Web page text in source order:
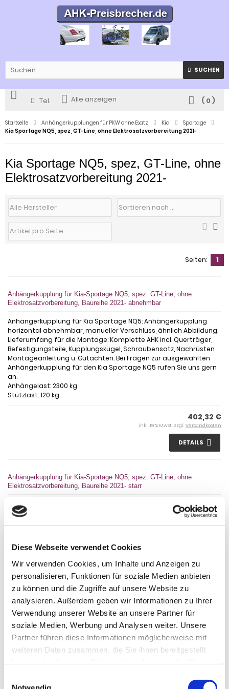
Diese Webseite verwendet Cookies
Wir verwenden Cookies, um Inhalte und Anzeigen zu
personalisieren, Funktionen für soziale Medien anbieten
zu können und die Zugriffe auf unsere Website zu
analysieren. Außerdem geben wir Informationen zu Ihrer
Verwendung unserer Website an unsere Partner für
soziale Medien, Werbung und Analysen weiter. Unsere
Partner führen diese Informationen möglicherweise mit
weiteren Daten zusammen, die Sie ihnen bereitgestellt
SUCHEN
Tel. Alle anzeigen ( 0)
Startseite Anhängerkupplungen für PKW ohne Esatz Kia
Sportage
Kia Sportage NQ5, spez, GT-Line, ohne Elektrosatzvorbereitung 2021-
Kia Sportage NQ5, spez, GT-Line, ohne
Elektrosatzvorbereitung 2021-
Seiten: 1
Anhängerkupplung für Kia-Sportage NQ5, spez. GT-Line, ohne
Elektrosatzvorbereitung, Baureihe 2021- abnehmbar
Anhängerkupplung für Kia Sportage NQ5: Anhängerkupplung
horizontal abnehmbar, manueller Verschluss, ähnlich Abbildung.
Lieferumfang für die Montage: Komplette AHK incl. Querträger,
Befestigungsteile, Kupplungskugel, Schraubensatz, Nachrüsten
Montageanleitung u. Gutachten. Bei Fragen zur ausgewählten
Anhängerkupplung für den Kia Sportage NQ5 rufen Sie uns gern
an.
Anhängelast: 2300 kg
Stützlast: 120 kg
402,32 €
inkl. 19 % MwSt. zzgl. Versandkosten
DETAILS
Anhängerkupplung für Kia-Sportage NQ5, spez. GT-Line, ohne
Elektrosatzvorbereitung, Baureihe 2021- starr
Anhängerkupplung für Kia Sportage NQ5: Anhängerkupplung
feststehend. Lieferumfang für die Montage: Komplette AHK incl.
rufen Sie uns gern an.
Anhängelast: 2300 kg
Stützlast: 120 kg
244,99 €
inkl. 19 % MwSt. zzgl.Versandkosten
DETAILS
Anhängerkupplung für Kia-Sportage NQ5, spez. GT-Line, ohne
Anhängerkupplung für Kia Sportage NQ5: Anhängerkupplung
vertikal abnehmbar, abschließbar, ähnlich Abbildung.